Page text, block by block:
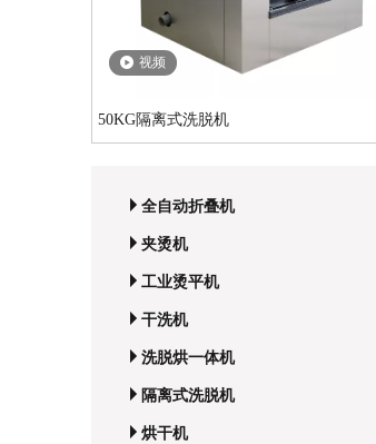
视频
50KG隔离式洗脱机
全自动折叠机
夹烫机
工业烫平机
干洗机
洗脱烘一体机
隔离式洗脱机
烘干机